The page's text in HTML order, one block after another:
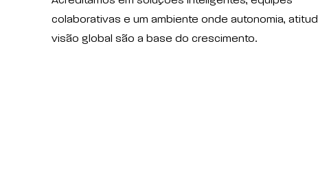
colaborativas e um ambiente onde autonomia,
visão global são a base do crescimento.